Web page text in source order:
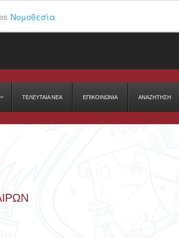
Νομοθεσία
ΤΕΛΕΥΤΑΊΑ ΝΈΑ ΕΠΙΚΟΙΝΩΝΙΑ ΑΝΑΖΉΤΗΣΗ